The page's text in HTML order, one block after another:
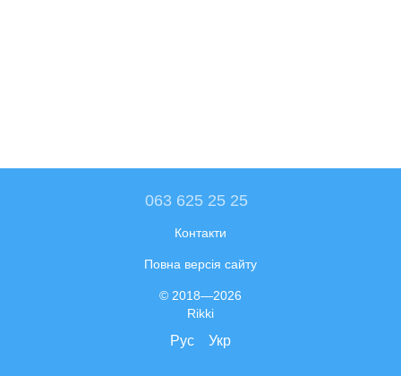
063 625 25 25
Контакти
Повна версія сайту
© 2018—2026
Rikki
Рус Укр